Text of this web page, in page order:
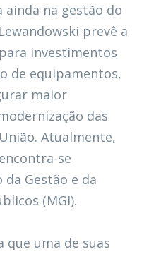
na gestão do
prevê a
investimentos
de equipamentos,
maior
das
Atualmente,
se
Gestão e da
(MGI).
que uma de suas